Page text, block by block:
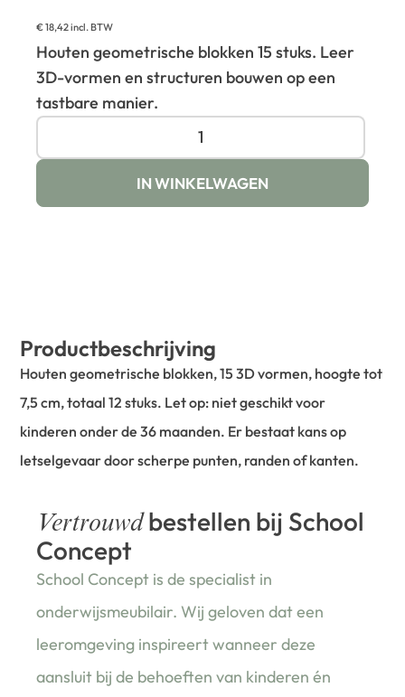
€18,42incl. BTW
Houten geometrische blokken 15 stuks. Leer
3D-vormen en structuren bouwen op een
tastbare manier.
IN WINKELWAGEN
Productbeschrijving
Houten geometrische blokken, 15 3D vormen, hoogte tot
7,5 cm, totaal 12 stuks. Let op: niet geschikt voor
kinderen onder de 36 maanden. Er bestaat kans op
letselgevaar door scherpe punten, randen of kanten.
Vertrouwdbestellen bij School
Concept
School Concept is de specialist in
onderwijsmeubilair. Wij geloven dat een
leeromgeving inspireert wanneer deze
aansluit bij de behoeften van kinderen én